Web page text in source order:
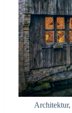
Architektur,